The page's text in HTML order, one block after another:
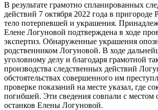
В результате грамотно спланированных
действий 7 октября 2022 года в пригороде
тело потерпевшей и украшения.
Елене Логуновой подтверждена в ходе
экспертиз. Обнаруженные украшения
родственником Логуновой. В ходе
уголовному делу и благодаря грамотной
производства следственных действий
обстоятельствах совершенного им
проверке показаний на месте указал, где
погибшей. Эти сведения совпали с местом
останков Елены Логуновой.